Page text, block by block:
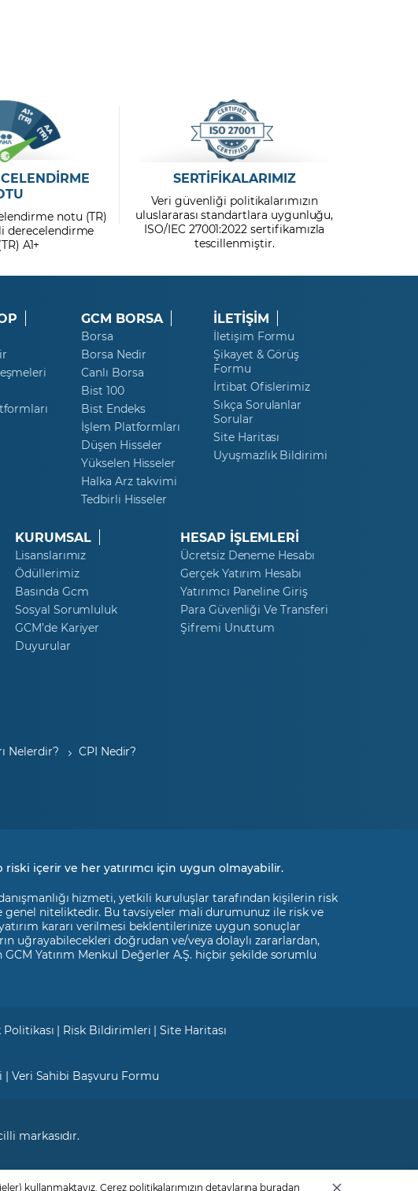
notu (TR)
derecelendirme
A1+
SERTİFİKALARIMIZ
Veri güvenliği politikalarımızın
uluslararası standartlara uygunluğu,
ISO/IEC 27001:2022 sertifikamızla
tescillenmiştir.
GCM BORSA
Borsa
Borsa Nedir
Canlı Borsa
Bist 100
Bist Endeks
İşlem Platformları
Düşen Hisseler
Yükselen Hisseler
Halka Arz takvimi
Tedbirli Hisseler
İLETİŞİM
İletişim Formu
Şikayet & Görüş
Formu
İrtibat Ofislerimiz
Sıkça Sorulanlar
Sorular
Site Haritası
Uyuşmazlık Bildirimi
KURUMSAL
Lisanslarımız
Ödüllerimiz
Basında Gcm
Sosyal Sorumluluk
GCM’de Kariyer
Duyurular
HESAP İŞLEMLERİ
Ücretsiz Deneme Hesabı
Gerçek Yatırım Hesabı
Yatırımcı Paneline Giriş
Para Güvenliği Ve Transferi
Şifremi Unuttum
Nelerdir? CPI Nedir?
içerir ve her yatırımcı için uygun olmayabilir.
hizmeti, yetkili kuruluşlar tarafından kişilerin risk
genel niteliktedir. Bu tavsiyeler mali durumunuz ile risk ve
kararı verilmesi beklentilerinize uygun sonuçlar
uğrayabilecekleri doğrudan ve/veya dolaylı zararlardan,
Yatırım Menkul Değerler A.Ş. hiçbir şekilde sorumlu
| Risk Bildirimleri |Site Haritası
| Veri Sahibi Başvuru Formu
markasıdır.
kullanmaktayız. Çerez politikalarımızın detaylarına buradan